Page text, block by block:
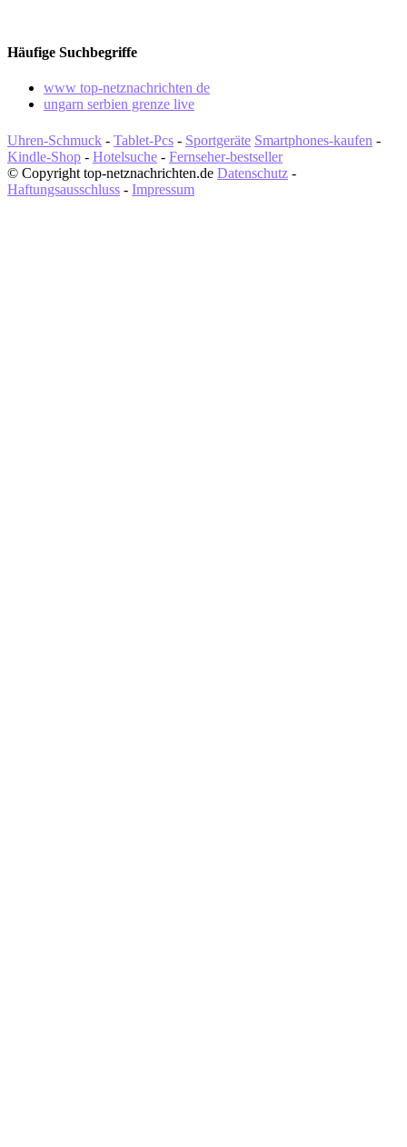
Häufige Suchbegriffe
www top-netznachrichten de
ungarn serbien grenze live
Uhren-Schmuck - Tablet-Pcs - Sportgeräte Smartphones-kaufen -
Kindle-Shop - Hotelsuche - Fernseher-bestseller
© Copyright top-netznachrichten.de Datenschutz -
Haftungsausschluss - Impressum